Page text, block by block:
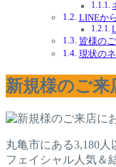
LINEか
皆様の
現状の
新規様のご
丸亀市にある3,180人
フェイシャル人気＆